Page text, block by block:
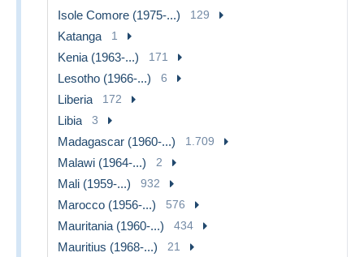
Isole Comore (1975-...) 129
Katanga 1
Kenia (1963-...) 171
Lesotho (1966-...) 6
Liberia 172
Libia 3
Madagascar (1960-...) 1.709
Malawi (1964-...) 2
Mali (1959-...) 932
Marocco (1956-...) 576
Mauritania (1960-...) 434
Mauritius (1968-...) 21